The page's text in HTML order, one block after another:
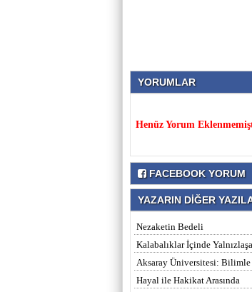
YORUMLAR
Henüz Yorum
FACEBOOK YORUM
YAZARIN DİĞER
Nezaketin Bedeli
Kalabalıklar İçinde
Aksaray Üniversitesi:
Hayal ile Hakikat Arasında